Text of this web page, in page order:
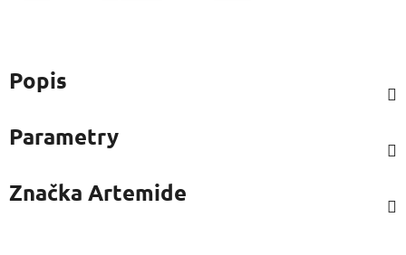
Popis
Parametry
Značka Artemide